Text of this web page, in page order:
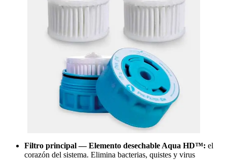
Filtro principal — Elemento desechable Aqua HD™: el
corazón del sistema. Elimina bacterias, quistes y virus